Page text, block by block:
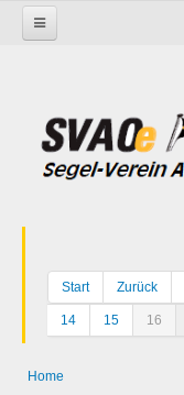
Start Zurück
14 15 16
Home